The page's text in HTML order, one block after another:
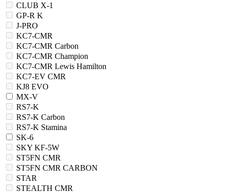
CLUB X-1
GP-R K
J-PRO
KC7-CMR
KC7-CMR Carbon
KC7-CMR Champion
KC7-CMR Lewis Hamilton
KC7-EV CMR
KJ8 EVO
MX-V
RS7-K
RS7-K Carbon
RS7-K Stamina
SK-6
SKY KF-5W
ST5FN CMR
ST5FN CMR CARBON
STAR
STEALTH CMR